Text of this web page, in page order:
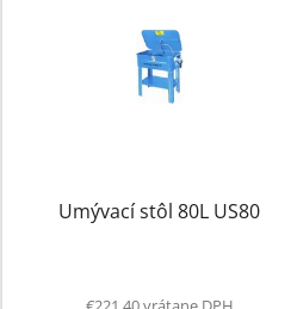
Umývací stôl 80L US80